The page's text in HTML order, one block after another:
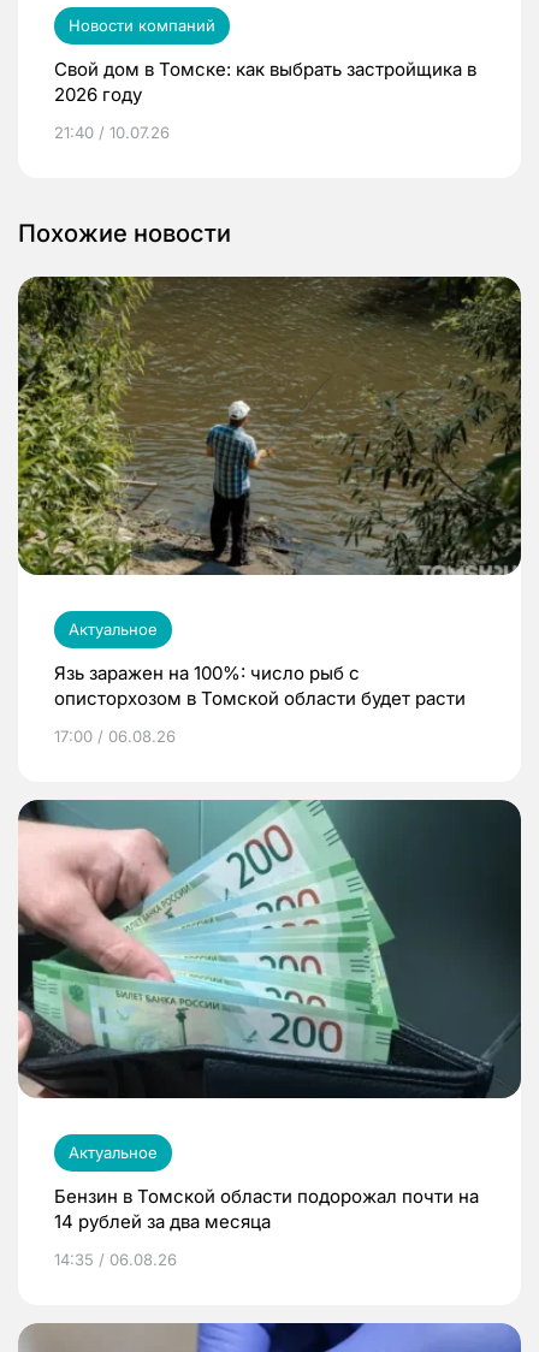
Новости компаний
Свой дом в Томске: как выбрать застройщика в
2026 году
21:40 / 10.07.26
Похожие новости
Актуальное
Язь заражен на 100%: число рыб с
описторхозом в Томской области будет расти
17:00 / 06.08.26
Актуальное
Бензин в Томской области подорожал почти на
14 рублей за два месяца
14:35 / 06.08.26